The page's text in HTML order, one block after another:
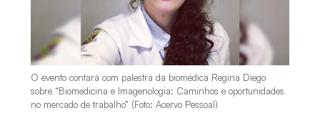
O evento contará com palestra da biomédica Regina Diego
sobre “Biomedicina e Imagenologia: Caminhos e oportunidades
no mercado de trabalho” (Foto: Acervo Pessoal)